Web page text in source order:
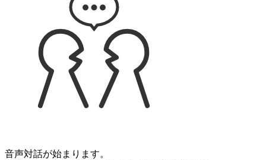
音声対話が始まります。